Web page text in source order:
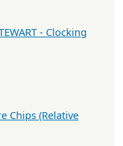
- Clocking
Chips (Relative